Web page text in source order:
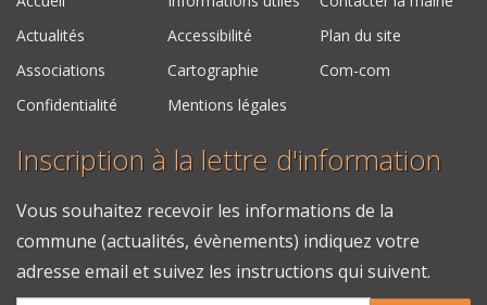
Actualités
Accessibilité
Plan du site
Associations
Cartographie
Com-com
Confidentialité
Mentions légales
Inscription à la lettre d'information
Vous souhaitez recevoir les informations de la
commune (actualités, évènements) indiquez votre
adresse email et suivez les instructions qui suivent.